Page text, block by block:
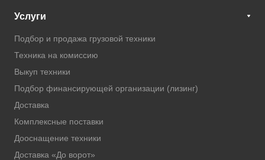
Услуги
Подбор и продажа грузовой техники
Техника на комиссию
Выкуп техники
Подбор финансирующей организации (лизинг)
Доставка
Комплексные поставки
Дооснащение техники
Доставка «До ворот»